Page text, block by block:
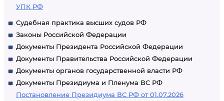
УПК РФ
Судебная практика высших судов РФ
Законы Российской Федерации
Документы Президента Российской Федерации
Документы Правительства Российской Федерации
Документы органов государственной власти РФ
Документы Президиума и Пленума ВС РФ
Постановление Президиума ВС РФ от 01.07.2026